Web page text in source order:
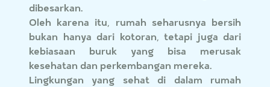
dibesarkan.
Oleh karena itu, rumah seharusnya bersih
bukan hanya dari kotoran, tetapi juga dari
kebiasaan buruk yang bisa merusak
kesehatan dan perkembangan mereka.
Lingkungan yang sehat di dalam rumah